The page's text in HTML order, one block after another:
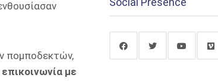
πομποδεκτών,
με